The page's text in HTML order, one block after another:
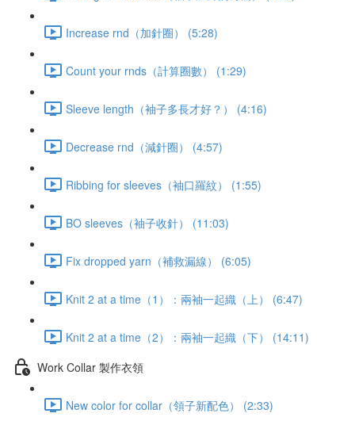
Increase rnd（加針圈） (5:28)
Count your rnds（計算圈數） (1:29)
Sleeve length（袖子多長才好？） (4:16)
Decrease rnd（減針圈） (4:57)
Ribbing for sleeves（袖口羅紋） (1:55)
BO sleeves（袖子收針） (11:03)
Fix dropped yarn（補救漏線） (6:05)
Knit 2 at a time（1）：兩袖一起織（上） (6:47)
Knit 2 at a time（2）：兩袖一起織（下） (14:11)
Work Collar 製作衣領
New color for collar（領子新配色） (2:33)